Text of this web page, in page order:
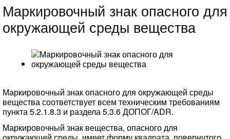
Маркировочный знак опасного для
окружающей среды вещества
Маркировочный знак опасного для окружающей среды
вещества соответствует всем техническим требованиям
пункта 5.2.1.8.3 и раздела 5.3.6 ДОПОГ/ADR.
Маркировочный знак вещества, опасного для